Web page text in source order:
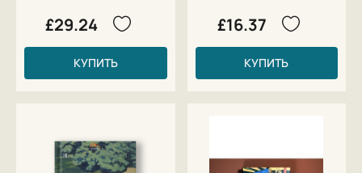
£29.24
КУПИТЬ
£16.37
КУПИТЬ